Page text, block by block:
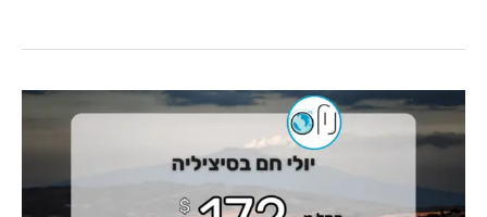
יולי
ישירות